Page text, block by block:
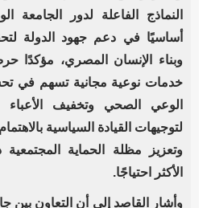
النماذج الفاعلة لدور الجامعة
أساسيًا في دعم جهود الدولة
وبناء الإنسان المصري، مؤكدًا
خدمات نوعية مجانية تسهم في
الوعي الصحي وتخفيف الأعباء
لتوجيهات القيادة السياسية
وتعزيز مظلة الحماية
الأكثر احتياجًا.
وأشار القاصد إلي أن التعاون بين